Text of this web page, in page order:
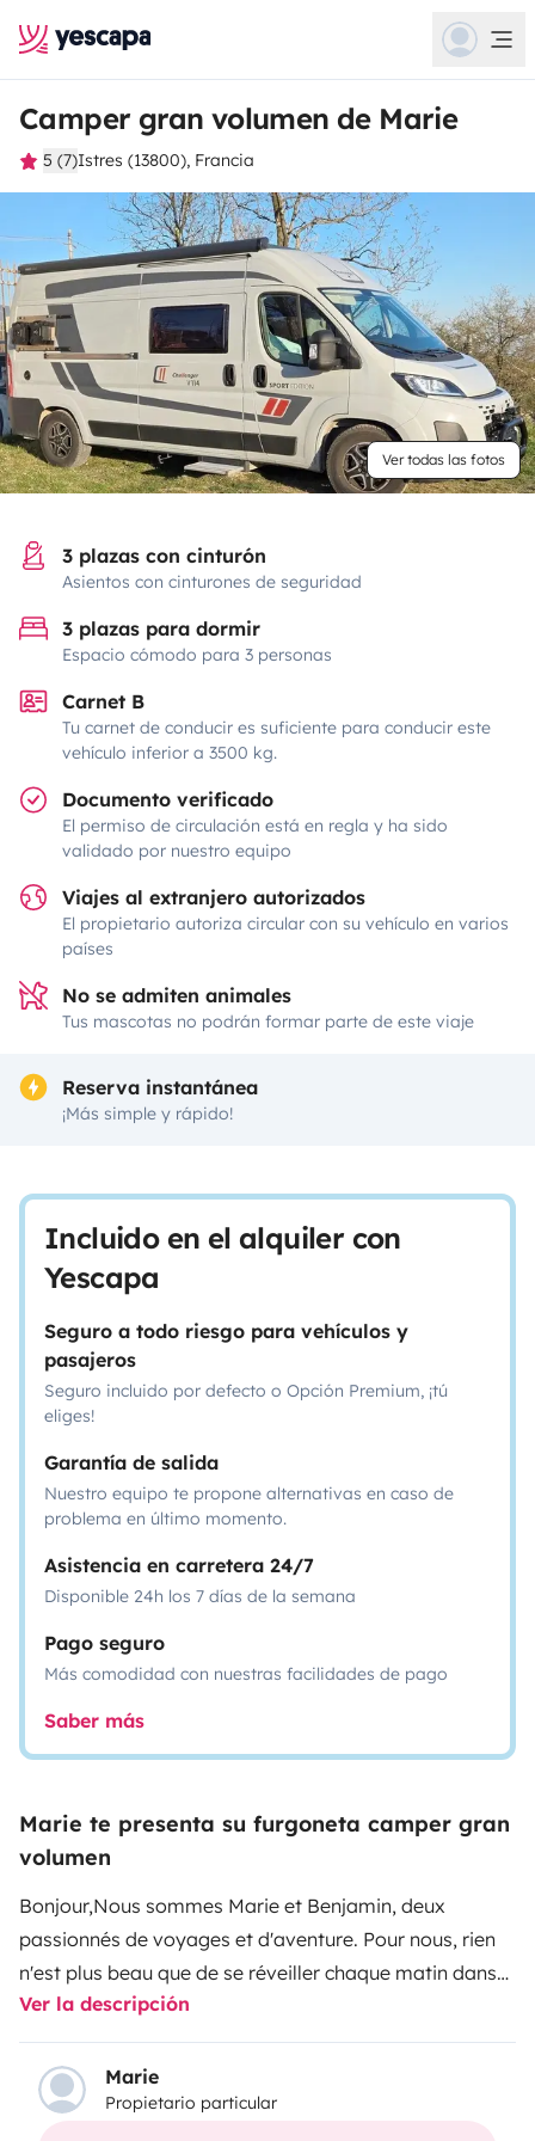
Camper gran volumen de Marie
5 (7)Istres (13800), Francia
Ver todas las fotos
3 plazas con cinturón
Asientos con cinturones de seguridad
3 plazas para dormir
Espacio cómodo para 3 personas
Carnet B
Tu carnet de conducir es suficiente para conducir este
vehículo inferior a 3500 kg.
Documento verificado
El permiso de circulación está en regla y ha sido
validado por nuestro equipo
Viajes al extranjero autorizados
El propietario autoriza circular con su vehículo en varios
países
No se admiten animales
Tus mascotas no podrán formar parte de este viaje
Reserva instantánea
¡Más simple y rápido!
Incluido en el alquiler con
Yescapa
Seguro a todo riesgo para vehículos y
pasajeros
Seguro incluido por defecto o Opción Premium, ¡tú
eliges!
Garantía de salida
Nuestro equipo te propone alternativas en caso de
problema en último momento.
Asistencia en carretera 24/7
Disponible 24h los 7 días de la semana
Pago seguro
Más comodidad con nuestras facilidades de pago
Saber más
Marie te presenta su furgoneta camper gran
volumen
Bonjour,Nous sommes Marie et Benjamin, deux
passionnés de voyages et d'aventure. Pour nous, rien
n'est plus beau que de se réveiller chaque matin dans
un nouvel endroit, avec une vue différente, au cœur des
paysages que Dame Nature a à offrir 😍.Description
de notre fourgon 🚐 :
V114 Sport Edition sur Fiat Ducato. Véhicule neuf avec
Ver la descripción
Marie
Propietario particular